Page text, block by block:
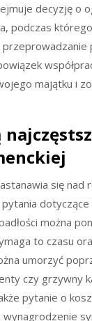
decyzję o
podczas
majątku i
się nad
można
to czasu
umorzyć
czy grzywny
pytanie o